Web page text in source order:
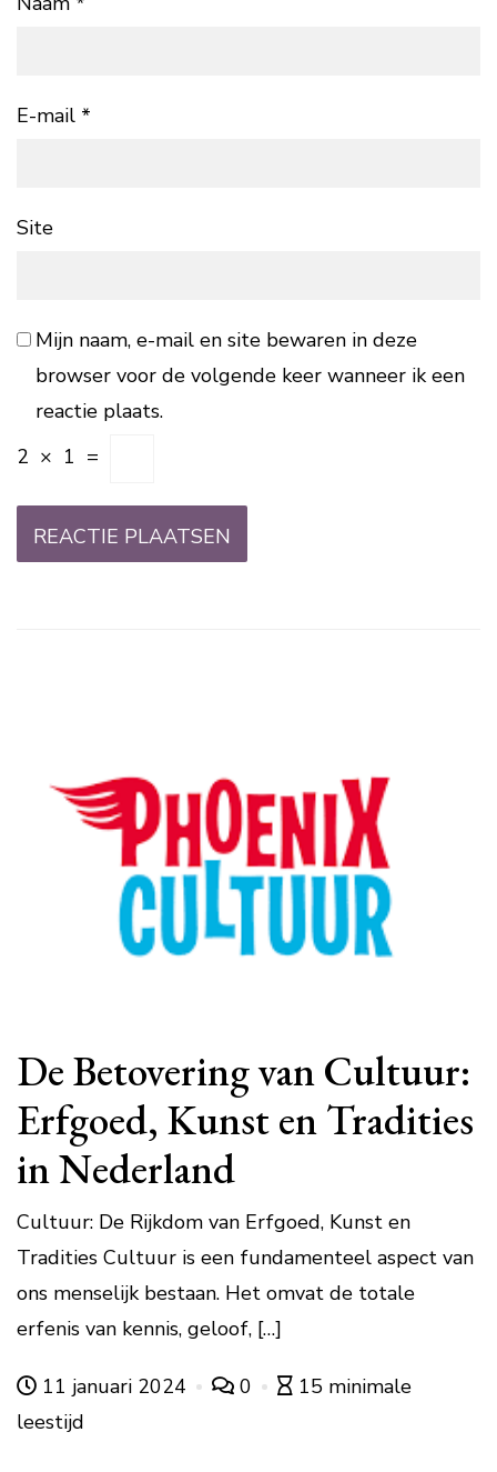
E-mail *
Site
Mijn naam, e-mail en site bewaren in deze
browser voor de volgende keer wanneer ik een
reactie plaats.
2 × 1 =
De Betovering van Cultuur:
Erfgoed, Kunst en Tradities
in Nederland
Cultuur: De Rijkdom van Erfgoed, Kunst en
Tradities Cultuur is een fundamenteel aspect van
ons menselijk bestaan. Het omvat de totale
erfenis van kennis, geloof, […]
11 januari 2024 0
15 minimale
leestijd